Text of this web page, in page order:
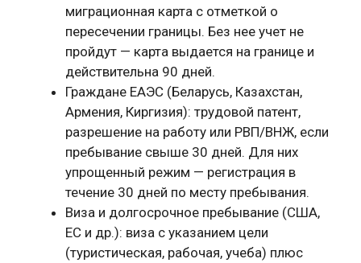
миграционная карта с отметкой о
пересечении границы. Без нее учет не
пройдут — карта выдается на границе и
действительна 90 дней.
Граждане ЕАЭС (Беларусь, Казахстан,
Армения, Киргизия): трудовой патент,
разрешение на работу или РВП/ВНЖ, если
пребывание свыше 30 дней. Для них
упрощенный режим — регистрация в
течение 30 дней по месту пребывания.
Виза и долгосрочное пребывание (США,
ЕС и др.): виза с указанием цели
(туристическая, рабочая, учеба) плюс